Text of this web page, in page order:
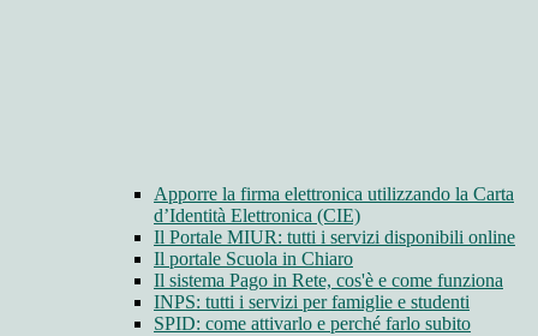
Apporre la firma elettronica utilizzando la Carta
d’Identità Elettronica (CIE)
Il Portale MIUR: tutti i servizi disponibili online
Il portale Scuola in Chiaro
Il sistema Pago in Rete, cos'è e come funziona
INPS: tutti i servizi per famiglie e studenti
SPID: come attivarlo e perché farlo subito